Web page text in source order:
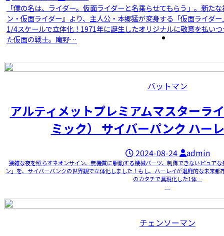
「僕の名は、ライダー。仮面ライダーと名乗らせてもらう」。新た
ン・仮面ライダー』より、主人公・本郷猛が変身する「仮面ライダ
1/4スケールで立体化！1971年に誕生したオリジナルに敬意を払い
た仮面の戦士。庵野…
バットマン
アルティメットプレミアムマスターラ
ミック） サイバーパンク ハー
2024-08-24 admin
猥雑な夜を照らすネオンサイン、無機質に駆動する機械パーツ、制御できないピュア
ン」を、サイバーパンクの世界観で立体化しました！もし、ハーレイが退廃的な未来
のカタチで具現化した1体…
…
チェンソーマン